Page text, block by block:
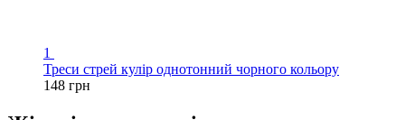
1
Треси стрей кулір однотонний чорного кольору
148 грн